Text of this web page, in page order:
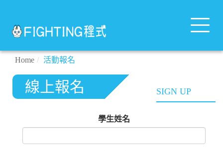
Toggle
Home 活動報名
線上報名 SIGN UP
學生姓名